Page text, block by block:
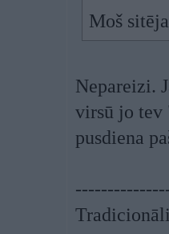
Moš
Nepareizi.
virsū jo tev
pusdiena